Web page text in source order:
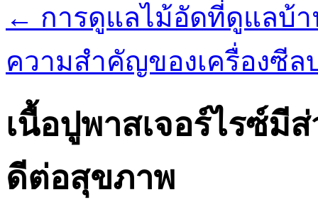
← การดูแลไม้อัดที่ดูแลบ้
ความสำคัญของเครื่องซี
เนื้อปูพาสเจอร์ไรซ์มี
ดีต่อสุขภาพ